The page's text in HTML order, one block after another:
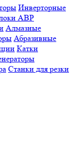
Инверторные
АВР
Алмазные
Абразивные
Катки
Станки для резки